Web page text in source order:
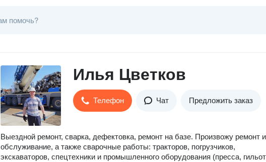
Илья Цветков
Телефон Чат Предложить заказ
Выездной ремонт, сварка, дефектовка, ремонт на базе. Произвожу ремонт и
обслуживание, а также сварочные работы: тракторов, погрузчиков,
экскаваторов, спецтехники и промышленного оборудования (пресса,